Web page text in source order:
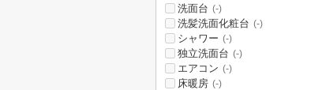
洗面台 (-)
洗髪洗面化粧台 (-)
シャワー (-)
独立洗面台 (-)
エアコン (-)
床暖房 (-)